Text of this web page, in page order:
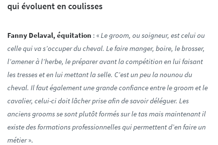
qui évoluent en coulisses
Fanny Delaval, équitation : «Le groom, ou soigneur, est celui ou
celle qui va s’occuper du cheval. Le faire manger, boire, le brosser,
l’amener à l’herbe, le préparer avant la compétition en lui faisant
les tresses et en lui mettant la selle. C’est un peu la nounou du
cheval. Il faut également une grande confiance entre le groom et le
cavalier, celui-ci doit lâcher prise afin de savoir déléguer. Les
anciens grooms se sont plutôt formés sur le tas mais maintenant il
existe des formations professionnelles qui permettent d’en faire un
métier».